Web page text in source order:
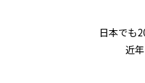
日本でも
近